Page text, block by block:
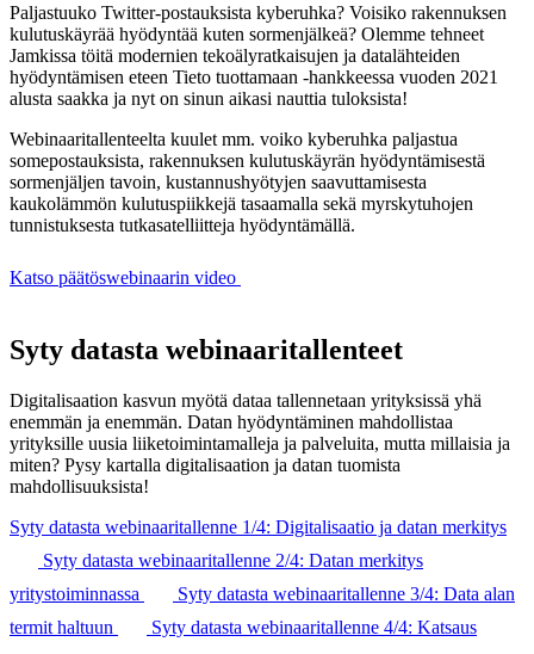
Paljastuuko Twitter-postauksista kyberuhka? Voisiko rakennuksen
kulutuskäyrää hyödyntää kuten sormenjälkeä? Olemme tehneet
Jamkissa töitä modernien tekoälyratkaisujen ja datalähteiden
hyödyntämisen eteen Tieto tuottamaan -hankkeessa vuoden 2021
alusta saakka ja nyt on sinun aikasi nauttia tuloksista!
Webinaaritallenteelta kuulet mm. voiko kyberuhka paljastua
somepostauksista, rakennuksen kulutuskäyrän hyödyntämisestä
sormenjäljen tavoin, kustannushyötyjen saavuttamisesta
kaukolämmön kulutuspiikkejä tasaamalla sekä myrskytuhojen
tunnistuksesta tutkasatelliitteja hyödyntämällä.
Katso päätöswebinaarin video
Syty datasta webinaaritallenteet
Digitalisaation kasvun myötä dataa tallennetaan yrityksissä yhä
enemmän ja enemmän. Datan hyödyntäminen mahdollistaa
yrityksille uusia liiketoimintamalleja ja palveluita, mutta millaisia ja
miten? Pysy kartalla digitalisaation ja datan tuomista
mahdollisuuksista!
Syty datasta webinaaritallenne 1/4: Digitalisaatio ja datan merkitys
Syty datasta webinaaritallenne 2/4: Datan merkitys
yritystoiminnassa
Syty datasta webinaaritallenne 3/4: Data alan
termit haltuun
Syty datasta webinaaritallenne 4/4: Katsaus